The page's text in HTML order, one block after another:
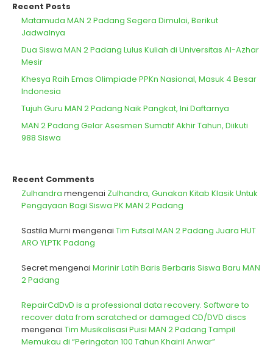
Recent Posts
Matamuda MAN 2 Padang Segera Dimulai, Berikut
Jadwalnya
Dua Siswa MAN 2 Padang Lulus Kuliah di Universitas Al-Azhar
Mesir
Khesya Raih Emas Olimpiade PPKn Nasional, Masuk 4 Besar
Indonesia
Tujuh Guru MAN 2 Padang Naik Pangkat, Ini Daftarnya
MAN 2 Padang Gelar Asesmen Sumatif Akhir Tahun, Diikuti
988 Siswa
Recent Comments
Zulhandra mengenai Zulhandra, Gunakan Kitab Klasik Untuk
Pengayaan Bagi Siswa PK MAN 2 Padang
Sastila Murni mengenai Tim Futsal MAN 2 Padang Juara HUT
ARO YLPTK Padang
Secretmengenai Marinir Latih Baris Berbaris Siswa Baru MAN
2 Padang
RepairCdDvD is a professional data recovery. Software to
recover data from scratched or damaged CD/DVD discs
mengenai Tim Musikalisasi Puisi MAN 2 Padang Tampil
Memukau di “Peringatan 100 Tahun Khairil Anwar”